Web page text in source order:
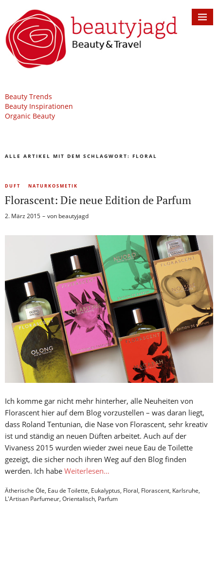
Beauty Trends
Beauty Inspirationen
Organic Beauty
ALLE ARTIKEL MIT DEM SCHLAGWORT: FLORAL
DUFT NATURKOSMETIK
Florascent: Die neue Edition de Parfum
2. März 2015 von beautyjagd
Ich komme gar nicht mehr hinterher, alle Neuheiten von
Florascent hier auf dem Blog vorzustellen – was daran liegt,
dass Roland Tentunian, die Nase von Florascent, sehr kreativ
ist und ständig an neuen Düften arbeitet. Auch auf der
Vivaness 2015 wurden wieder zwei neue Eau de Toilette
gezeigt, die sicher noch ihren Weg auf den Blog finden
werden. Ich habe Weiterlesen…
Ätherische Öle, Eau de Toilette, Eukalyptus, Floral, Florascent, Karlsruhe,
L'Artisan Parfumeur, Orientalisch, Parfum